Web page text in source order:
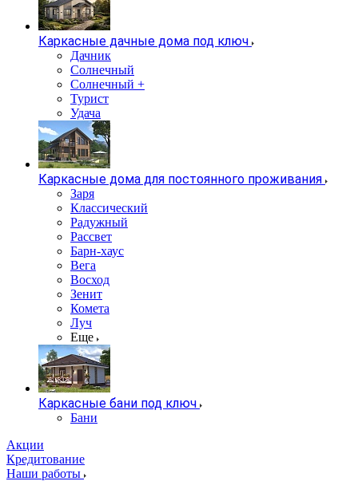
Каркасные дачные дома под ключ
Дачник
Солнечный
Солнечный +
Турист
Удача
Каркасные дома для постоянного проживания
Заря
Классический
Радужный
Рассвет
Барн-хаус
Вега
Восход
Зенит
Комета
Луч
Еще
Каркасные бани под ключ
Бани
Акции
Кредитование
Наши работы